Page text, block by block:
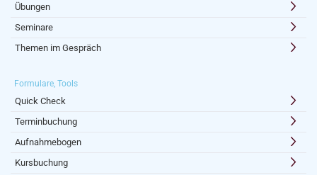
Übungen
Seminare
Themen im Gespräch
Formulare, Tools
Quick Check
Terminbuchung
Aufnahmebogen
Kursbuchung